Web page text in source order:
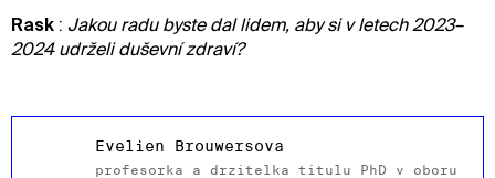
Rask : Jakou radu byste dal lidem, aby si v letech 2023–
2024 udrželi duševní zdraví?
Evelien Brouwersová
profesorka a držitelka titulu PhD v oboru